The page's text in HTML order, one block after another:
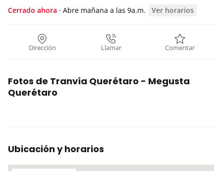
Cerrado ahora · Abre mañana a las 9a.m. Ver horarios
Dirección Llamar Comentar
Fotos de Tranvía Querétaro - Megusta
Querétaro
Ubicación y horarios